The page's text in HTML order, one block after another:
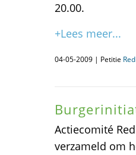
20.00.
+Lees meer...
04-05-2009 | Petitie
Actiecomité
verzameld om